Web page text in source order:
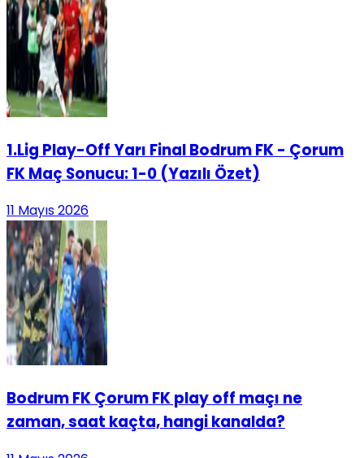
1.Lig Play-Off Yarı Final Bodrum FK - Çorum
FK Maç Sonucu: 1-0 (Yazılı Özet)
11 Mayıs 2026
Bodrum FK Çorum FK play off maçı ne
zaman, saat kaçta, hangi kanalda?